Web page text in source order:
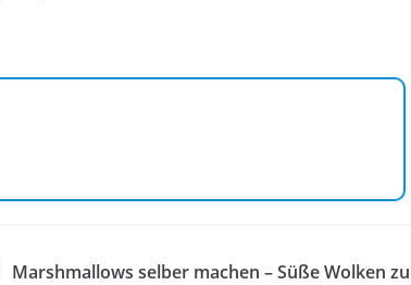
Marshmallows selber machen – Süße Wolken zu